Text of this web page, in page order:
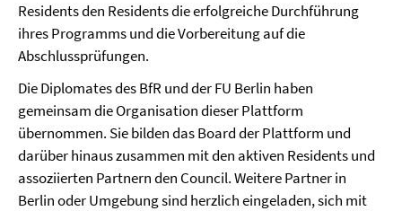
Residents den Residents die erfolgreiche Durchführung
ihres Programms und die Vorbereitung auf die
Abschlussprüfungen.
Die Diplomates des BfR und der FU Berlin haben
gemeinsam die Organisation dieser Plattform
übernommen. Sie bilden das Board der Plattform und
darüber hinaus zusammen mit den aktiven Residents und
assoziierten Partnern den Council. Weitere Partner in
Berlin oder Umgebung sind herzlich eingeladen, sich mit